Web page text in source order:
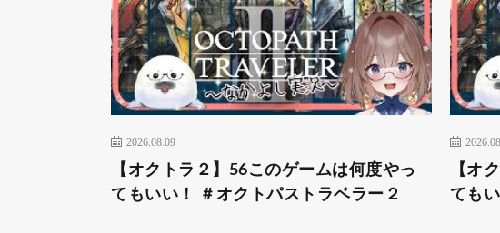
2026.08.09
【オクトラ２】56このゲームは何度やっ
てもいい！ ＃オクトパストラベラー２
【オ
ても